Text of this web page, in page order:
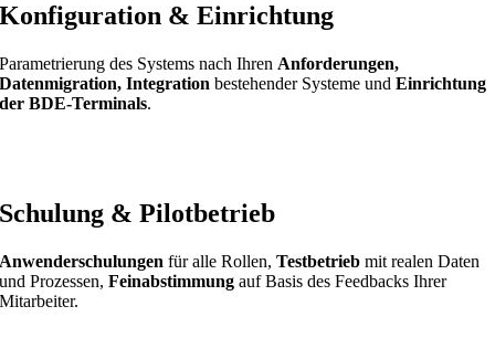
Konfiguration & Einrichtung
Parametrierung des Systems nach Ihren Anforderungen,
Datenmigration, Integration bestehender Systeme undEinrichtung
der BDE-Terminals.
Schulung & Pilotbetrieb
Anwenderschulungen für alle Rollen, Testbetrieb mit realen Daten
und Prozessen,Feinabstimmung auf Basis des Feedbacks Ihrer
Mitarbeiter.